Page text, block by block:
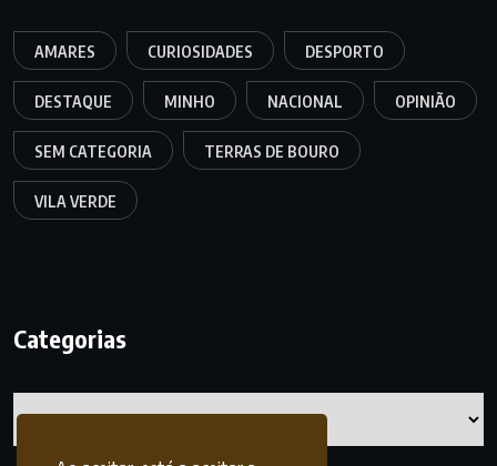
AMARES CURIOSIDADES DESPORTO
DESTAQUE MINHO NACIONAL OPINIÃO
SEM CATEGORIA TERRAS DE BOURO
VILA VERDE
Categorias